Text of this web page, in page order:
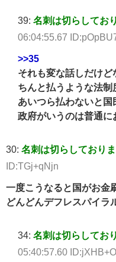
39: 名刺は切らしてお
06:04:55.67
>>35
それも変な話しだけど
ちんと払うような法
あいつら払わないと国
政府がいうのは普通に
30: 名刺は切らしており
ID:TGj+qNjn
一度こうなると国がお金
どんどんデフレスパイラ
34: 名刺は切らしてお
05:40:57.60